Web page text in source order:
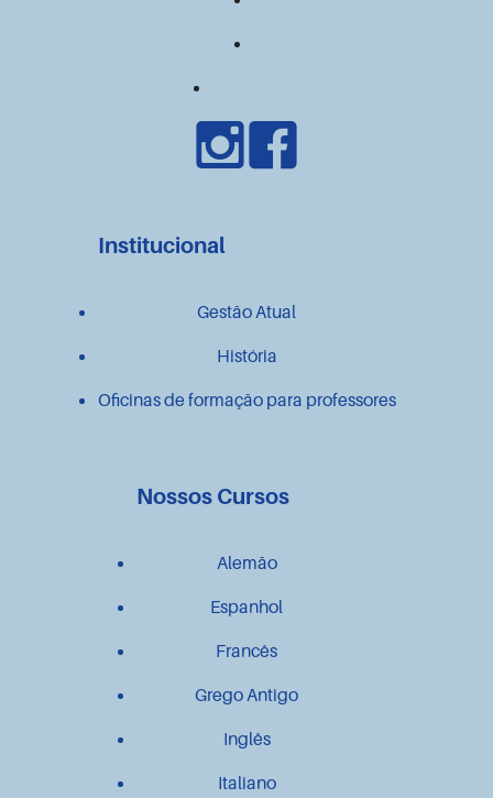
Institucional
Gestão Atual
História
Oficinas de formação para professores
Nossos Cursos
Alemão
Espanhol
Francês
Grego Antigo
Inglês
Italiano